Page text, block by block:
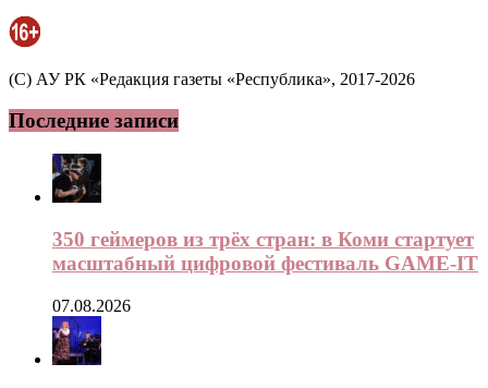
(C) АУ РК «Редакция газеты «Республика», 2017-2026
Последние записи
350 геймеров из трёх стран: в Коми стартует
масштабный цифровой фестиваль GAME-IT
07.08.2026